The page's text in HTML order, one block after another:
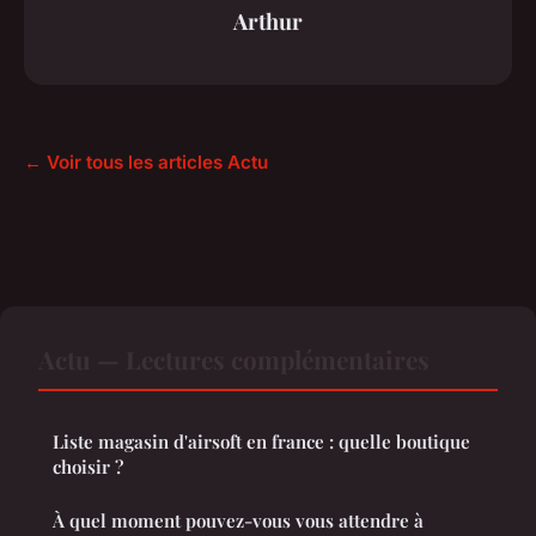
Arthur
← Voir tous les articles Actu
Liste magasin d'airsoft en france : quelle boutique
choisir ?
À quel moment pouvez-vous vous attendre à